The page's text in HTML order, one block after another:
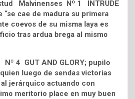
Malvinenses Nº 1 INTRUDE
“se cae de madura su primera
coevos de su misma laya es
tras ardua brega al mismo
4 GUT AND GLORY; pupilo
luego de sendas victorias
jerárquico actuando con
meritorio place en muy buen